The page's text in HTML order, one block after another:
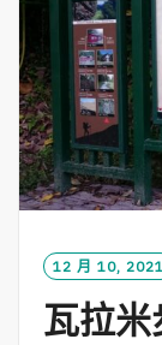
12 月 10, 2021
瓦拉